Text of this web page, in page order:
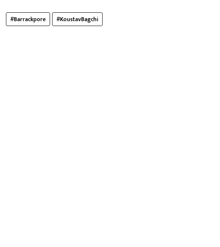
#Barrackpore #KoustavBagchi